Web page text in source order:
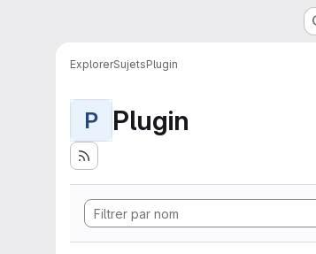
ExplorerSujetsPlugin
P Plugin